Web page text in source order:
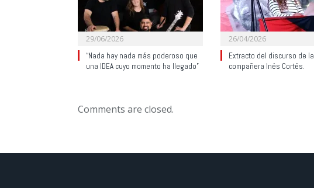
29/06/2026
“Nada hay nada más poderoso que
una IDEA cuyo momento ha llegado”
26/04/2026
Extracto del discurso de la
compañera Inés Cortés.
Comments are closed.